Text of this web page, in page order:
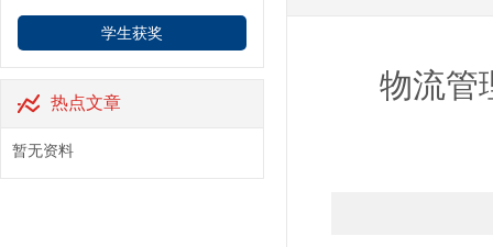
学生获奖
热点文章
暂无资料
物流管